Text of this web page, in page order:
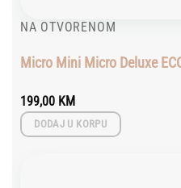
NA OTVORENOM
Micro Mini Micro Deluxe
199,00 KM
DODAJ U KORPU